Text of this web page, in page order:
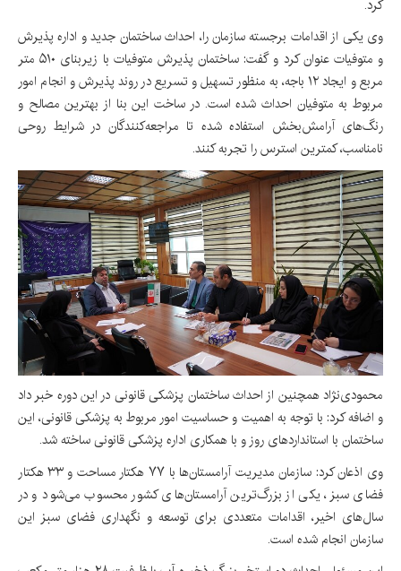
کرد.
وی یکی از اقدامات برجسته سازمان را، احداث ساختمان جدید و اداره پذیرش
و متوفیات عنوان کرد و گفت: ساختمان پذیرش متوفیات با زیربنای ۵۱۰ متر
مربع و ایجاد ۱۲ باجه، به منظور تسهیل و تسریع در روند پذیرش و انجام امور
مربوط به متوفیان احداث شده است. در ساخت این بنا از بهترین مصالح و
رنگ‌های آرامش‌بخش استفاده شده تا مراجعه‌کنندگان در شرایط روحی
نامناسب، کمترین استرس را تجربه کنند.
محمودی‌نژاد همچنین از احداث ساختمان پزشکی قانونی در این دوره خبر داد
و اضافه کرد: با توجه به اهمیت و حساسیت امور مربوط به پزشکی قانونی، این
ساختمان با استانداردهای روز و با همکاری اداره پزشکی قانونی ساخته شد.
وی اذعان کرد: سازمان مدیریت آرامستان‌ها با ۷۷ هکتار مساحت و ۳۳ هکتار
فضای سبز، یکی از بزرگ‌ترین آرامستان‌های کشور محسوب می‌شود و در
سال‌های اخیر، اقدامات متعددی برای توسعه و نگهداری فضای سبز این
سازمان انجام شده است.